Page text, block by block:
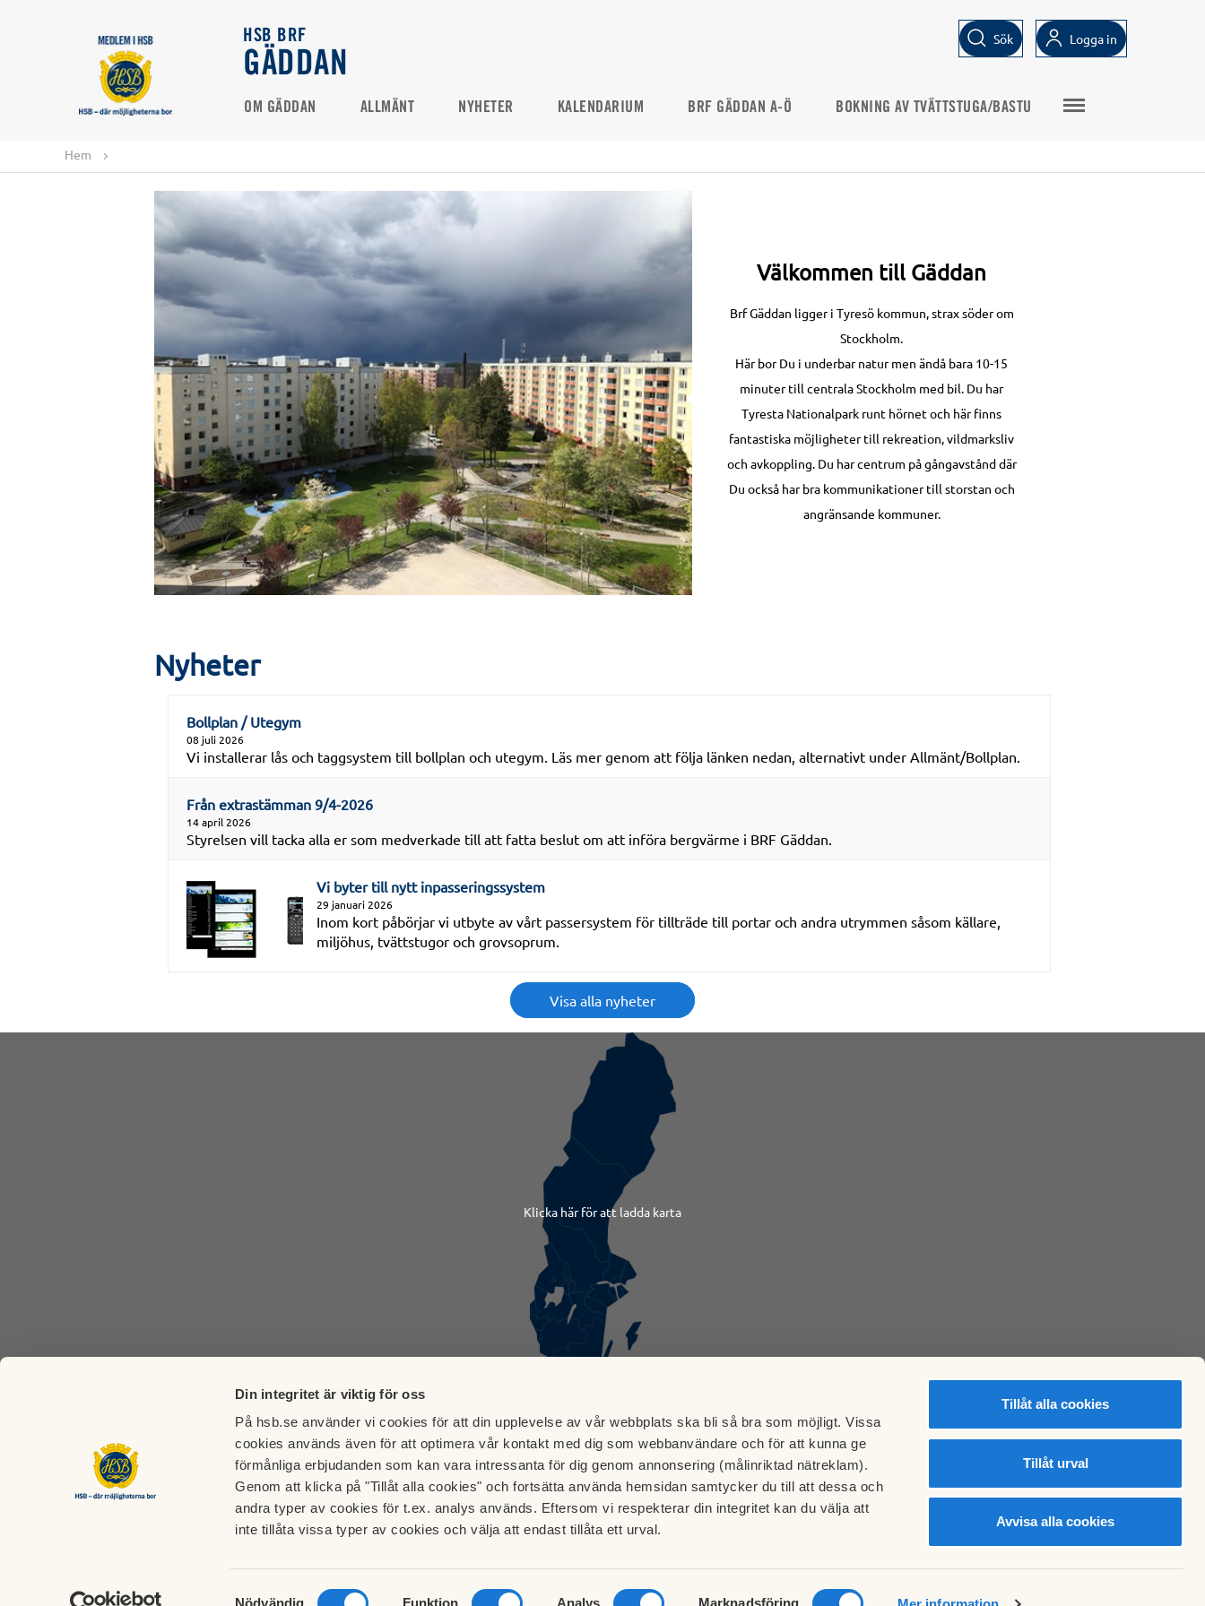
Din integritet är viktig för oss
På hsb.se använder vi cookies för att din upplevelse av vår webbplats ska bli så bra som möjligt. Vissa
cookies används även för att optimera vår kontakt med dig som webbanvändare och för att kunna ge
förmånliga erbjudanden som kan vara intressanta för dig genom annonsering (målinriktad nätreklam).
Genom att klicka på "Tillåt alla cookies" och fortsätta använda hemsidan samtycker du till att dessa och
andra typer av cookies för t.ex. analys används. Eftersom vi respekterar din integritet kan du välja att
inte tillåta vissa typer av cookies och välja att endast tillåta ett urval.
Samtyckesval
Nödvändig Funktion Analys Marknadsföring
Tillåt alla cookies
Tillåt urval
Avvisa alla cookies
HSB BRF
GÄDDAN
Sök Logga in
OM GÄDDAN ALLMÄNT NYHETER KALENDARIUM BRF GÄDDAN A-Ö BOKNING AV TVÄTTSTUGA/BASTU
Hem
Välkommen till Gäddan
Brf Gäddan ligger i Tyresö kommun, strax söder om
Stockholm.
Här bor Du i underbar natur men ändå bara 10-15
minuter till centrala Stockholm med bil. Du har
Tyresta Nationalpark runt hörnet och här finns
fantastiska möjligheter till rekreation, vildmarksliv
och avkoppling. Du har centrum på gångavstånd där
Du också har bra kommunikationer till storstan och
angränsande kommuner.
Nyheter
Bollplan / Utegym
08 juli 2026
Vi installerar lås och taggsystem till bollplan och utegym. Läs mer genom att följa länken nedan, alternativt under Allmänt/Bollplan.
Från extrastämman 9/4-2026
14 april 2026
Styrelsen vill tacka alla er som medverkade till att fatta beslut om att införa bergvärme i BRF Gäddan.
Vi byter till nytt inpasseringssystem
29 januari 2026
Inom kort påbörjar vi utbyte av vårt passersystem för tillträde till portar och andra utrymmen såsom källare,
miljöhus, tvättstugor och grovsoprum.
Visa alla nyheter
Klicka här för att ladda karta
BRF Gäddan
Brf Gäddan Sikvägen 47
Besök HSB.se
Cookieinställningar
Redigera hemsida